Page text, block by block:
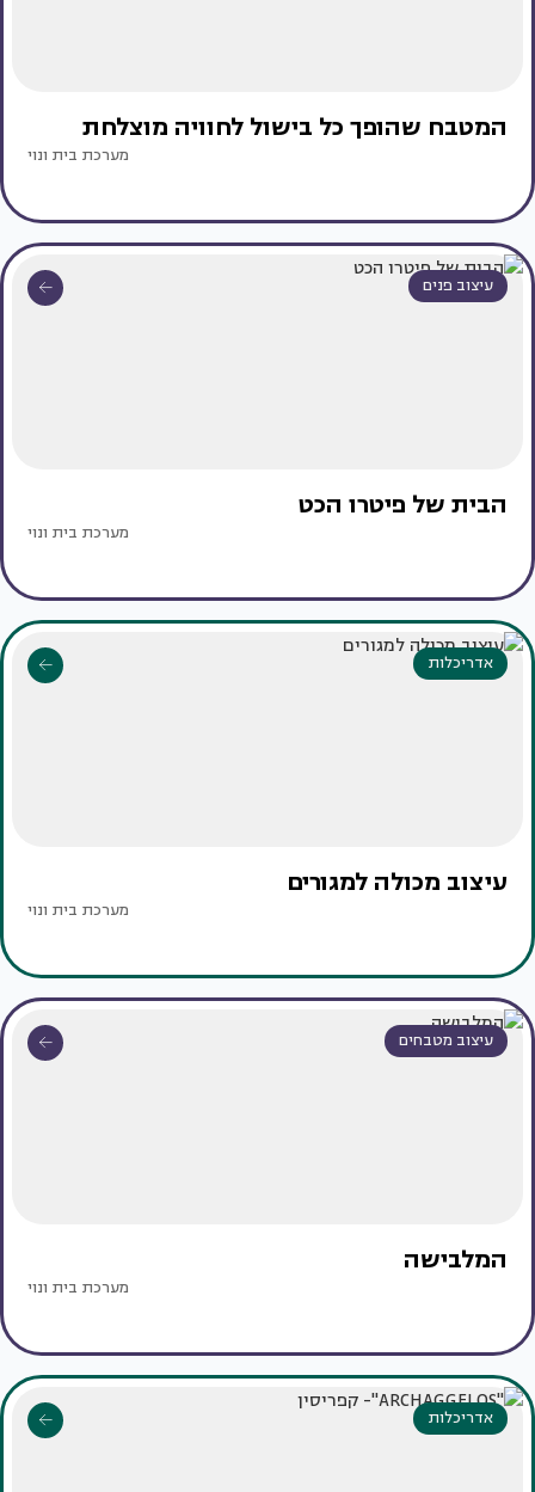
המטבח שהופך כל בישול לחוויה מוצלחת
מערכת בית ונוי
עיצוב פנים
הבית של פיטרו הכט
מערכת בית ונוי
אדריכלות
עיצוב מכולה למגורים
מערכת בית ונוי
עיצוב מטבחים
המלבישה
מערכת בית ונוי
אדריכלות